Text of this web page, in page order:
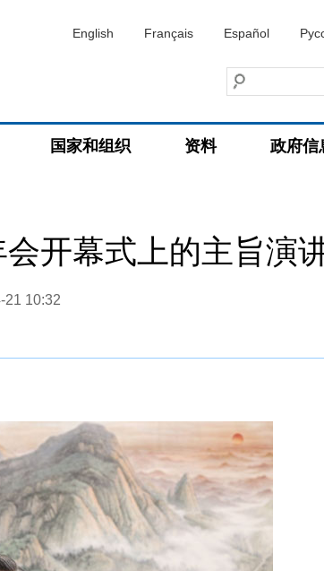
English Français Español
国家和组织 资料 政府信
开幕式上的主旨演
21 10:32